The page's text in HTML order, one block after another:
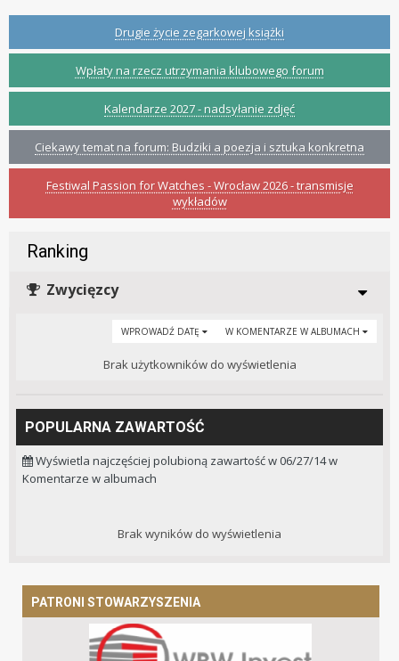
Drugie życie zegarkowej książki
Wpłaty na rzecz utrzymania klubowego forum
Kalendarze 2027 - nadsyłanie zdjęć
Ciekawy temat na forum: Budziki a poezja i sztuka konkretna
Festiwal Passion for Watches - Wrocław 2026 - transmisje
wykładów
Ranking
Zwycięzcy
W KOMENTARZE W ALBUMACH
WPROWADŹ DATĘ
Brak użytkowników do wyświetlenia
POPULARNA ZAWARTOŚĆ
Wyświetla najczęściej polubioną zawartość w 06/27/14 w
Komentarze w albumach
Brak wyników do wyświetlenia
PATRONI STOWARZYSZENIA